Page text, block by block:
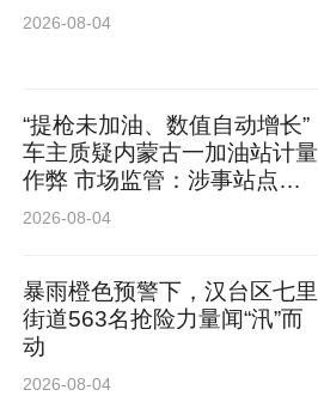
2026-08-04
“提枪未加油、数值自动增长”
车主质疑内蒙古一加油站计量
作弊 市场监管：涉事站点停
业 加油机封存送检
2026-08-04
暴雨橙色预警下，汉台区七里
街道563名抢险力量闻“汛”而
动
2026-08-04